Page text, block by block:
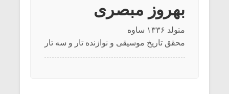
بهروز مبصری
متولد ۱۳۳۶ ساوه
محقق تاریخ موسیقی و نوازنده تار و سه تار